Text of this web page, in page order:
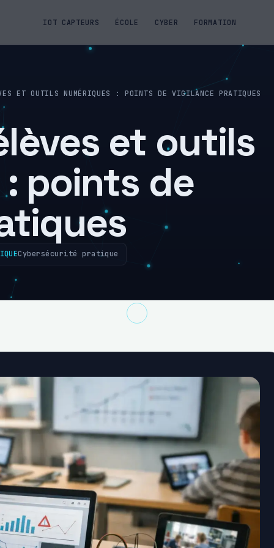
IOT CAPTEURS ÉCOLE CYBER FORMATION
ET OUTILS NUMÉRIQUES : POINTS DE VIGILANCE PRATIQUES
et outils
points de
Cybersécurité pratique